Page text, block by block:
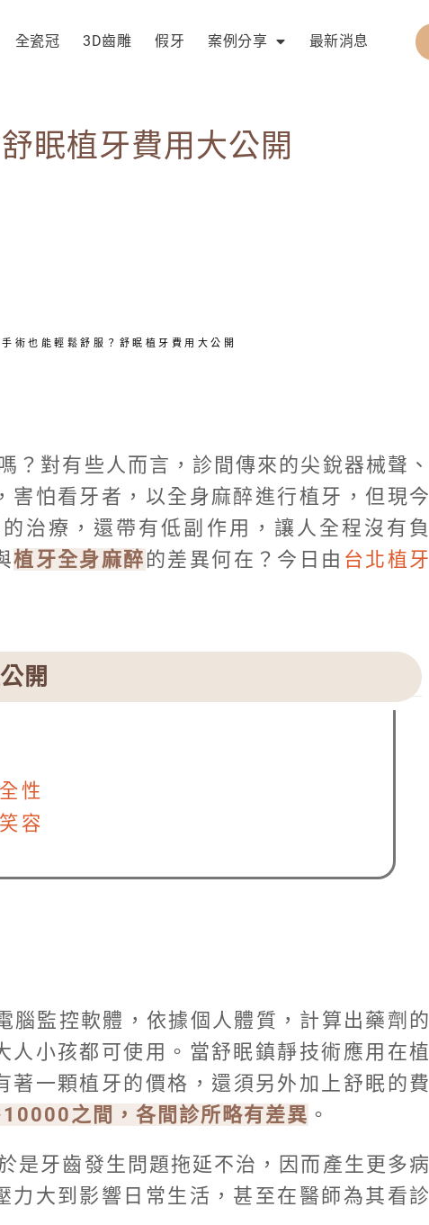
全瓷冠 3D齒雕 假牙 案例分享 最新消息
眠植牙費用大公開
術也能輕鬆舒服？舒眠植牙費用大公開
？對有些人而言，診間傳來的尖銳器械聲、
怕看牙者，以全身麻醉進行植牙，但現今
治療，還帶有低副作用，讓人全程沒有負
植牙全身麻醉 的差異何在？今日由 台北植牙
開
性
容
監控軟體，依據個人體質，計算出藥劑的
小孩都可使用。當舒眠鎮靜技術應用在植
著一顆植牙的價格，還須另外加上舒眠的費
之間，各間診所略有差異 。
是牙齒發生問題拖延不治，因而產生更多病
大到影響日常生活，甚至在醫師為其看診